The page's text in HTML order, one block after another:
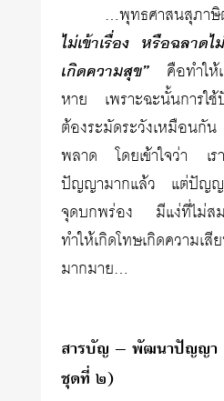
…พุทธศาสนสุภาษิ
ไม่เข้าเรื่อง หรือฉลาด
เกิดความสุข” คือทำให้
หาย เพราะฉะนั้นการ
ต้องระมัดระวังเหมือน
พลาด โดยเข้าใจว่า เร
ปัญญามากแล้ว แต่ปัญญา
จุดบกพร่อง มีแง่ที่ไม่
ทำให้เกิดโทษเกิดความเสี
มากมาย…
สารบัญ – พัฒนาปัญญา (
ชุดที่ ๒)